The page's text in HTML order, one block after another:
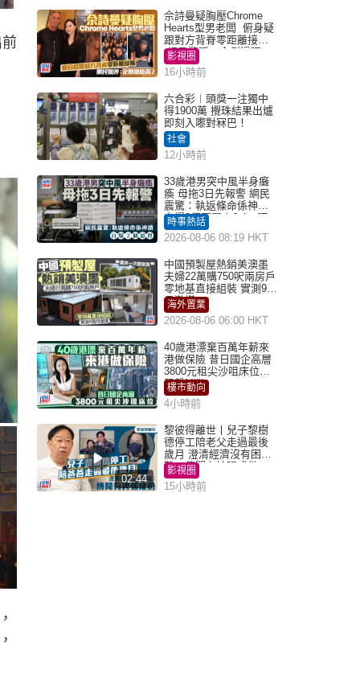
佘詩曼疑胸壓Chrome
Hearts型男老闆 俯身疑
跟對方背脊零距離接觸
網民驚呼：企側邊唔
得？
影視圈
16小時前
六合彩︱頭獎一注獨中
得1900萬 攪珠結果出爐
即刻入嚟對冧巴！
社會
12小時前
33歲港男突中風半身癱
瘓 母拖3日先報警 網民
震驚：執返條命係神蹟
自爆2個惡習｜Juicy叮
時事熱話
2026-08-06 08:19 HKT
中國預製屋熱銷美澳墨
夫婦22萬購750呎兩房戶
零地基直接組裝 實測9個
月激讚
海外置業
2026-08-06 06:00 HKT
40歲港漂棄百萬年薪來
港做保險 昔日國企高層
3800元租尖沙咀床位｜
租盤Million
樓市動向
4小時前
02:44
黎彼得離世丨兒子黎樹
德停工陪老父走過最後
歲月 澄清經濟沒有困
難：傳聞有誇張成份
影視圈
15小時前